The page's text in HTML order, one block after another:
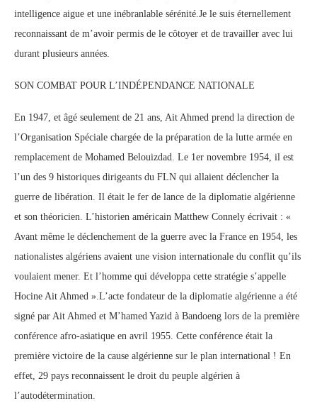
intelligence aigue et une inébranlable sérénité.Je le suis éternellement
reconnaissant de m’avoir permis de le côtoyer et de travailler avec lui
durant plusieurs années.
SON COMBAT POUR L’INDÉPENDANCE NATIONALE
En 1947, et âgé seulement de 21 ans, Ait Ahmed prend la direction de
l’Organisation Spéciale chargée de la préparation de la lutte armée en
remplacement de Mohamed Belouizdad. Le 1er novembre 1954, il est
l’un des 9 historiques dirigeants du FLN qui allaient déclencher la
guerre de libération. Il était le fer de lance de la diplomatie algérienne
et son théoricien. L’historien américain Matthew Connely écrivait : «
Avant même le déclenchement de la guerre avec la France en 1954, les
nationalistes algériens avaient une vision internationale du conflit qu’ils
voulaient mener. Et l’homme qui développa cette stratégie s’appelle
Hocine Ait Ahmed ».L’acte fondateur de la diplomatie algérienne a été
signé par Ait Ahmed et M’hamed Yazid à Bandoeng lors de la première
conférence afro-asiatique en avril 1955. Cette conférence était la
première victoire de la cause algérienne sur le plan international ! En
effet, 29 pays reconnaissent le droit du peuple algérien à
l’autodétermination.